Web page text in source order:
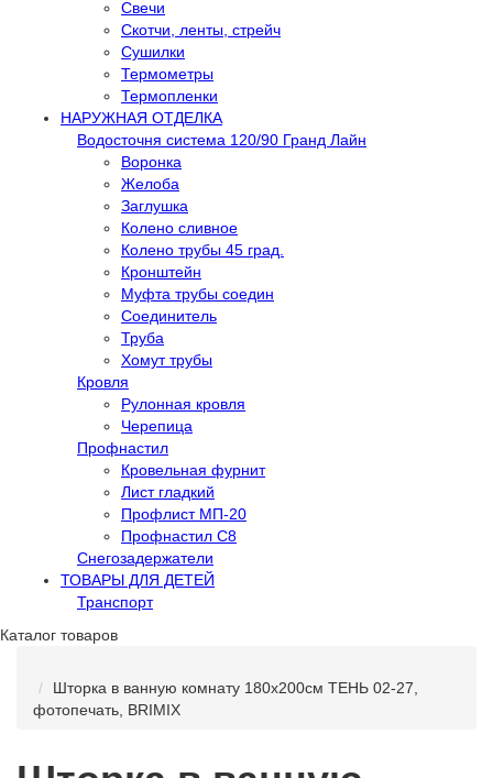
Свечи
Скотчи, ленты, стрейч
Сушилки
Термометры
Термопленки
НАРУЖНАЯ ОТДЕЛКА
Водосточня система 120/90 Гранд Лайн
Воронка
Желоба
Заглушка
Колено сливное
Колено трубы 45 град.
Кронштейн
Муфта трубы соедин
Соединитель
Труба
Хомут трубы
Кровля
Рулонная кровля
Черепица
Профнастил
Кровельная фурнит
Лист гладкий
Профлист МП-20
Профнастил С8
Снегозадержатели
ТОВАРЫ ДЛЯ ДЕТЕЙ
Транспорт
Каталог товаров
Шторка в ванную комнату 180х200см ТЕНЬ 02-27,
фотопечать, BRIMIX